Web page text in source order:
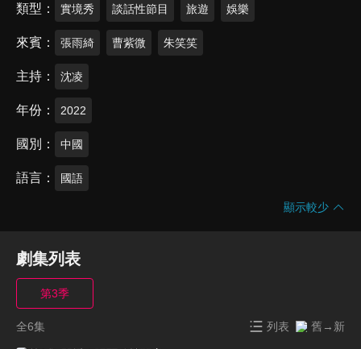
類型 實境秀 談話性節目 旅遊 娛樂
來賓 張雨綺 曹紫微 朱笑笑
主持 沈凌
年份 2022
國別 中國
語言 國語
顯示較少
劇集列表
第3季
全6集 列表 舊→新